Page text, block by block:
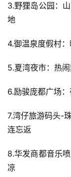
3.野狸岛公园：
地
4.御温泉度假村
5.夏湾夜市：热
6.励骏庞都广场
7.湾仔旅游码头-
连忘返
8.华发商都音乐
凉